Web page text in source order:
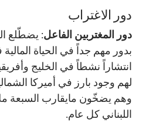
دور الاغتراب
دور المغتربين الفاعل: يضطّلع
بدور مهم جداً في الحياة
انتشاراً نشطاً في الخليج
لهم وجود بارز في أميركا
وهم يضخّون مايقارب السبعة
اللبناني كل عام.